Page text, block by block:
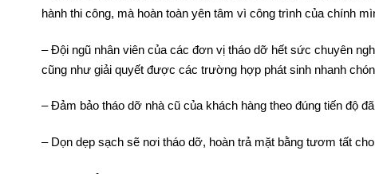
– Khi sử dụng dịch vụ tháo dỡ nhà cũ, các công ty thực hiện
hành thi công, mà hoàn toàn yên tâm vì công trình của chính
– Đội ngũ nhân viên của các đơn vị tháo dỡ hết sức chuyên